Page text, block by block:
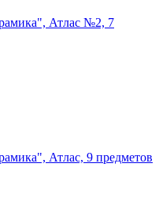
Атлас №2, 7
Атлас, 9 предметов